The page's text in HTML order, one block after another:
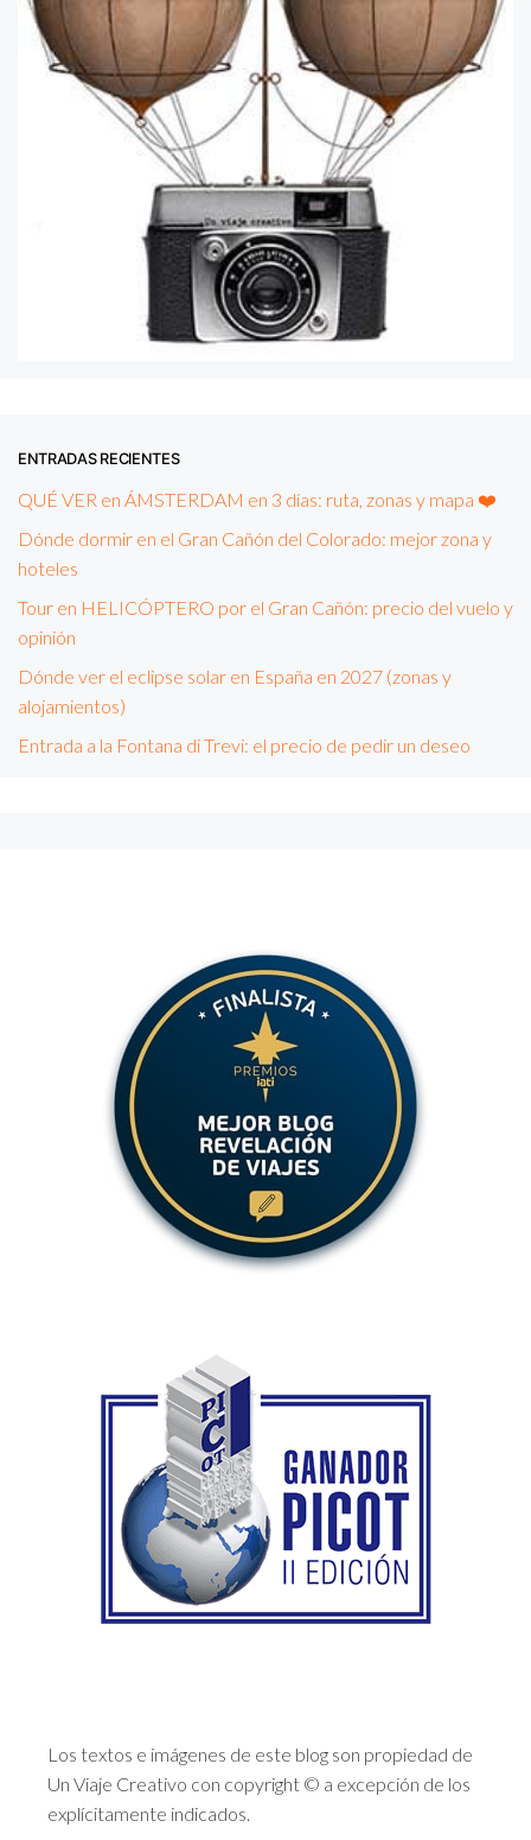
ENTRADAS RECIENTES
QUÉ VER en ÁMSTERDAM en 3 días: ruta, zonas y mapa ❤️
Dónde dormir en el Gran Cañón del Colorado: mejor zona y
hoteles
Tour en HELICÓPTERO por el Gran Cañón: precio del vuelo y
opinión
Dónde ver el eclipse solar en España en 2027 (zonas y
alojamientos)
Entrada a la Fontana di Trevi: el precio de pedir un deseo
Los textos e imágenes de este blog son propiedad de
Un Viaje Creativo con copyright © a excepción de los
explícitamente indicados.